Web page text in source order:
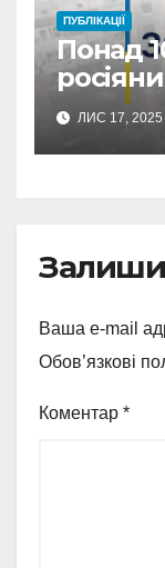
ПУБЛІКАЦІЇ
Понад
ЛИС 17, 2025
Ваша e-mail
Обов’язкові
Коментар *